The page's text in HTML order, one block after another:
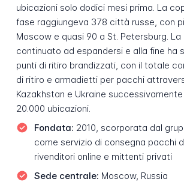
ubicazioni solo dodici mesi prima. La
fase raggiungeva 378 città russe, con
Moscow e quasi 90 a St. Petersburg. La
continuato ad espandersi e alla fine ha
punti di ritiro brandizzati, con il totale
di ritiro e armadietti per pacchi
Kazakhstan e Ukraine
20.000 ubicazioni.
Fondata: 2010, scorporata dal
come servizio di consegna pacchi
rivenditori online e mittenti privati
Sede centrale: Moscow, Russia